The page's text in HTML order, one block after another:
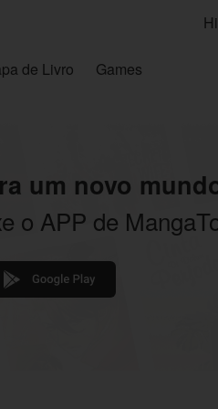
de Livro Games
um novo
o APP de